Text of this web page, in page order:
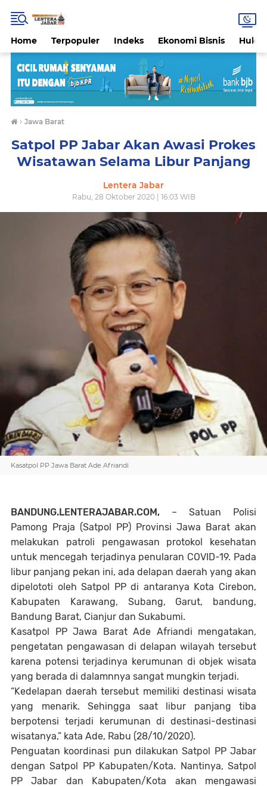
Home Terpopuler Indeks Ekonomi Bisnis
› Jawa Barat
Satpol PP Jabar Akan Awasi Prokes
Wisatawan Selama Libur Panjang
Lentera Jabar
Rabu, 28 Oktober 2020 | 16:03 WIB
Kasatpol PP Jawa Barat Ade Afriandi
BANDUNG.LENTERAJABAR.COM, – Satuan Polisi
Pamong Praja (Satpol PP) Provinsi Jawa Barat akan
melakukan patroli pengawasan protokol kesehatan
untuk mencegah terjadinya penularan COVID-19. Pada
libur panjang pekan ini, ada delapan daerah yang akan
dipelototi oleh Satpol PP di antaranya Kota Cirebon,
Kabupaten Karawang, Subang, Garut, bandung,
Bandung Barat, Cianjur dan Sukabumi.
Kasatpol PP Jawa Barat Ade Afriandi mengatakan,
pengetatan pengawasan di delapan wilayah tersebut
karena potensi terjadinya kerumunan di objek wisata
yang berada di dalamnnya sangat mungkin terjadi.
“Kedelapan daerah tersebut memiliki destinasi wisata
yang menarik. Sehingga saat libur panjang tiba
berpotensi terjadi kerumunan di destinasi-destinasi
wisatanya,” kata Ade, Rabu (28/10/2020).
Penguatan koordinasi pun dilakukan Satpol PP Jabar
dengan Satpol PP Kabupaten/Kota. Nantinya, Satpol
PP Jabar dan Kabupaten/Kota akan mengawasi